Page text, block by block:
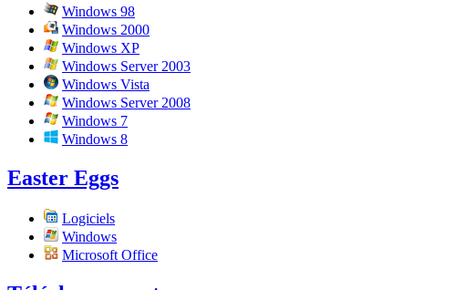
Windows 98
Windows 2000
Windows XP
Windows Server 2003
Windows Vista
Windows Server 2008
Windows 7
Windows 8
Easter Eggs
Logiciels
Windows
Microsoft Office